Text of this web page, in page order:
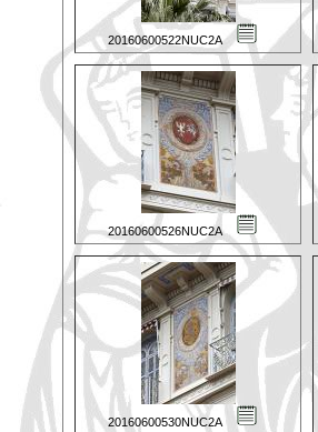
20160600522NUC2A
20160600526NUC2A
20160600530NUC2A